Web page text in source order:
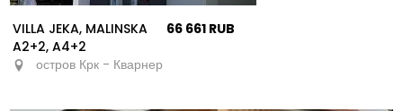
VILLA JEKA, MALINSKA
A2+2, A4+2
66 661 RUB
остров Крк - Кварнер